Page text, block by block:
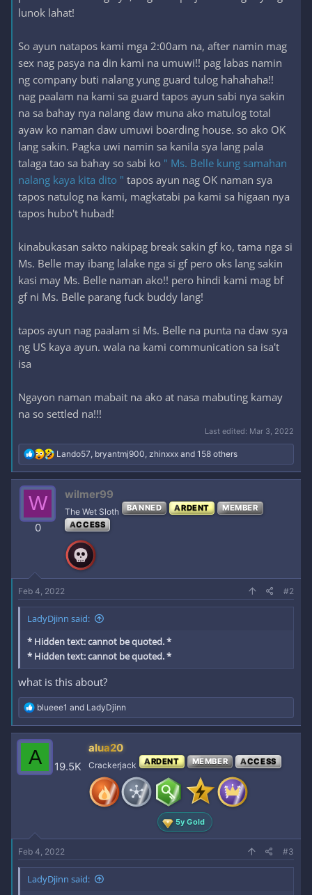
lunok lahat!
So ayun natapos kami mga 2:00am na, after namin mag
sex nag pasya na din kami na umuwi!! pag labas namin
ng company buti nalang yung guard tulog hahahaha!!
nag paalam na kami sa guard tapos ayun sabi nya sakin
na sa bahay nya nalang daw muna ako matulog total
ayaw ko naman daw umuwi boarding house. so ako OK
lang sakin. Pagka uwi namin sa kanila sya lang pala
talaga tao sa bahay so sabi ko " Ms. Belle kung samahan
nalang kaya kita dito " tapos ayun nag OK naman sya
tapos natulog na kami, magkatabi pa kami sa higaan nya
tapos hubo't hubad!
kinabukasan sakto nakipag break sakin gf ko, tama nga si
Ms. Belle may ibang lalake nga si gf pero oks lang sakin
kasi may Ms. Belle naman ako!! pero hindi kami mag bf
gf ni Ms. Belle parang fuck buddy lang!
tapos ayun nag paalam si Ms. Belle na punta na daw sya
ng US kaya ayun. wala na kami communication sa isa't
isa
Ngayon naman mabait na ako at nasa mabuting kamay
na so settled na!!!
Last edited: Mar 3, 2022
R
e
a
Lando57 bryantmj900 zhinxxx and 158 others
W
0
wilmer99
The Wet Sloth BANNED ARDENT
MEMBER
ACCESS
Feb 4, 2022 #2
LadyDjinn said:
* Hidden text: cannot be quoted. *
* Hidden text: cannot be quoted. *
what is this about?
R
e
a
c
t
i
o
blueee1 and LadyDjinn
A 19.5K
alua20
Crackerjack ARDENT MEMBER ACCESS
5y Gold
Feb 4, 2022 #3
LadyDjinn said: